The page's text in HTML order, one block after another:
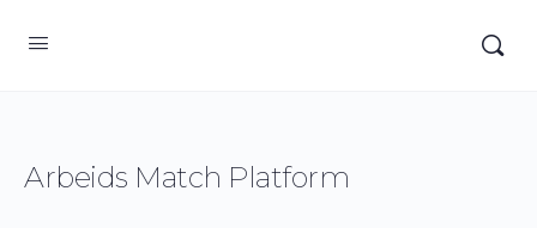
Arbeids Match Platform